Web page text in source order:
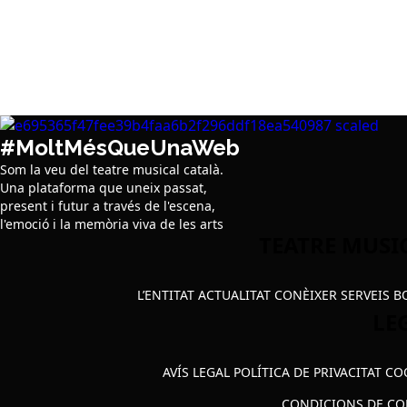
#MoltMésQueUnaWeb
Som la veu del teatre musical català.
Una plataforma que uneix passat,
present i futur a través de l'escena,
l'emoció i la memòria viva de les arts
L’ENTITAT ACTUALITAT CONÈIXER SERVEIS
AVÍS LEGAL POLÍTICA DE PRIVACITAT